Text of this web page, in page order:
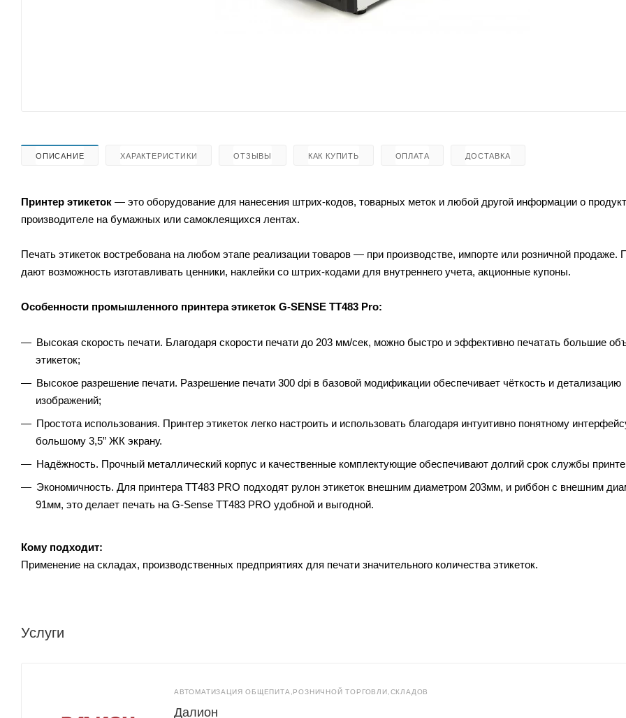
ОПИСАНИЕ ХАРАКТЕРИСТИКИ ОТЗЫВЫ КАК КУПИТЬ ОПЛАТА ДОСТАВКА
Принтер этикеток — это оборудование для нанесения штрих-кодов, товарных меток и любой другой информации о
производителе на бумажных или самоклеящихся лентах.
Печать этикеток востребована на любом этапе реализации товаров — при производстве, импорте или розничной продаже.
дают возможность изготавливать ценники, наклейки со штрих-кодами для внутреннего учета, акционные купоны.
Особенности промышленного принтера этикеток G-SENSE TT483 Pro:
Высокая скорость печати. Благодаря скорости печати до 203 мм/сек, можно быстро и эффективно печатать большие
этикеток;
Высокое разрешение печати. Разрешение печати 300 dpi в базовой модификации обеспечивает чёткость и детализацию
изображений;
Простота использования. Принтер этикеток легко настроить и использовать благодаря интуитивно понятному
большому 3,5” ЖК экрану.
Надёжность. Прочный металлический корпус и качественные комплектующие обеспечивают долгий срок службы
Экономичность. Для принтера TT483 PRO подходят рулон этикеток внешним диаметром 203мм, и риббон с внешним
91мм, это делает печать на G-Sense TT483 PRO удобной и выгодной.
Кому подходит:
Применение на складах, производственных предприятиях для печати значительного количества этикеток.
Услуги
АВТОМАТИЗАЦИЯ ОБЩЕПИТА,РОЗНИЧНОЙ ТОРГОВЛИ,СКЛАДОВ
Далион